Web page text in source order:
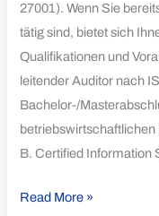
27001). Wenn Sie
tätig sind, bietet sich
Qualifikationen und
leitender Auditor nach
Bachelor-/
B. Certified Information
Read More »